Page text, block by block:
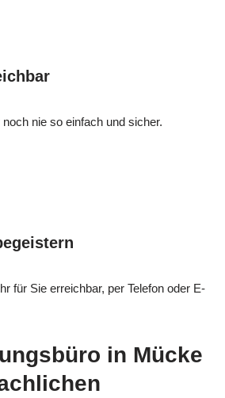
nie so einfach und sicher.
für Sie erreichbar, per Telefon oder E-
in Mücke